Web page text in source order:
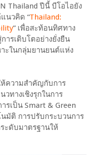
Thailand ปีนี้ บีโอไอยัง
นวคิด “Thailand:
” เพื่อสะท้อนทิศทาง
ารเติบโตอย่างยั่งยืน
ะในกลุ่มยานยนต์แห่ง
ความสำคัญกับการ
ทางเชิงรุกในการ
เป็น Smart & Green
มัติ การปรับกระบวนการ
ะดับมาตรฐานให้